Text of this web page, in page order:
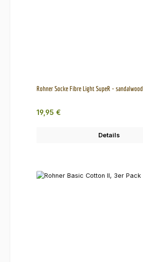
Rohner Socke Fibre Light SupeR - sandalwood
Regulärer Preis:
19,95 €
Details